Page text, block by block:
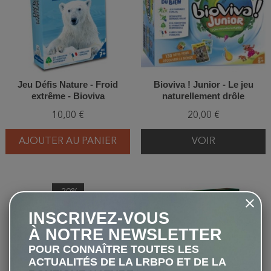
Jeu Défis Nature - Froid
extrême - Bioviva
10,00 €
AJOUTER AU PANIER
Bioviva ! Junior - Le jeu
naturellement drôle
20,00 €
VOIR
-20%
favorite_border
INSCRIVEZ-VOUS
À NOTRE NEWSLETTER
POUR CONNAÎTRE TOUTES LES
ACTUALITÉS DE LA LRBPO ET DE LA